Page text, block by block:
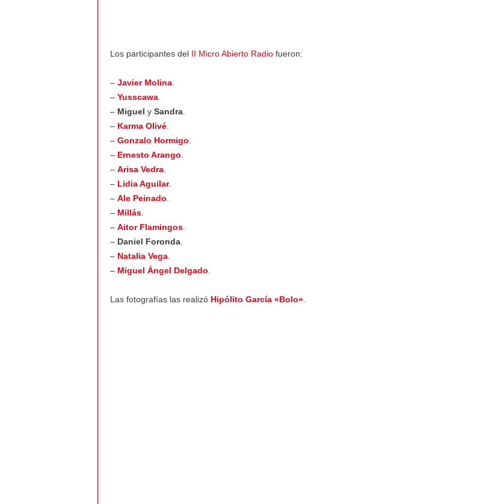
Los participantes del II Micro Abierto Radiofueron:
– Javier Molina.
– Yusscawa.
– Miguel y Sandra.
– Karma Olivé.
– Gonzalo Hormigo
– Ernesto Arango
– Arisa Vedra.
– Lidia Aguilar.
– Ale Peinado
– Millás.
– Aitor Flamingos.
– Daniel Foronda.
– Natalia Vega.
– Miguel Ángel Delgado
Las fotografías las realizó Hipólito García «Bolo».